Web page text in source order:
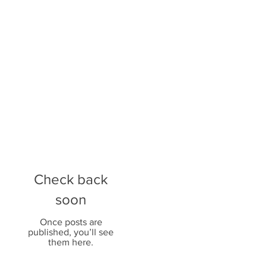
Check back
soon
Once posts are
published, you’ll see
them here.